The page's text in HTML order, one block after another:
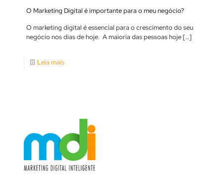
O Marketing Digital é importante para o meu negócio?
O marketing digital é essencial para o crescimento do seu
negócio nos dias de hoje. A maioria das pessoas hoje[…]
Leia mais